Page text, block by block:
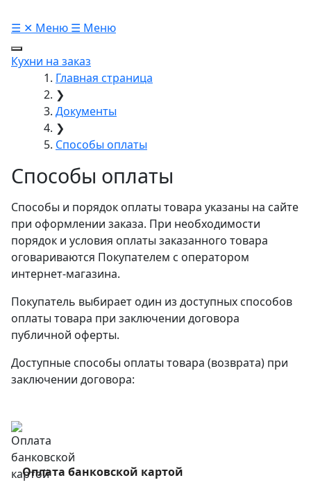
☰ ✕ Меню ☰ Меню
Кухни на заказ
Главная страница
❯
Документы
❯
Способы оплаты
Способы оплаты
Способы и порядок оплаты товара указаны на сайте
при оформлении заказа. При необходимости
порядок и условия оплаты заказанного товара
оговариваются Покупателем с оператором
интернет-магазина.
Покупатель выбирает один из доступных способов
оплаты товара при заключении договора
публичной оферты.
Доступные способы оплаты товара (возврата) при
заключении договора:
Оплата банковской картой